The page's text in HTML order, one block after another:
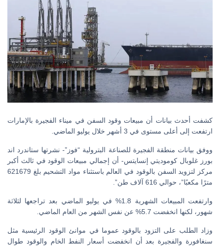
كشفت أحدث بيانات أن مبيعات وقود السفن في ميناء الفجيرة بالإمارات
ارتفعت إلى أعلى مستوى في 3 أشهر خلال يوليو الماضي.
ووفق بيانات منطقة الفجيرة للصناعة البترولية “فوز”- نشرتها ستاندرد اند
بورز غلوبال كوموديتي إنسايتس- أن إجمالي مبيعات الوقود في ثالث أكبر
مركز لتزويد السفن بالوقود في العالم باستثناء مواد التشحيم بلغ 621679
مترًا مكعبًا”، حوالي 616 آلاف طن”.
وارتفعت المبيعات الشهرية 1.8% في يوليو الماضي بعد تراجعها لثلاثة
شهور، لكنها انخفضت 5.7% عن نفس الشهر من العام الماضي.
وزاد الطلب على التزود بالوقود عموما في موانئ الوقود الرئيسية مثل
سنغافورة والفجيرة بعد أن انخفضت أسعار النفط الخام والوقود طوال